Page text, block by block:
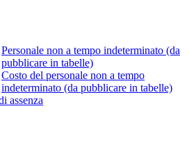
Personale non a tempo indeterminato (da
pubblicare in tabelle)
Costo del personale non a tempo
indeterminato (da pubblicare in tabelle)
assenza